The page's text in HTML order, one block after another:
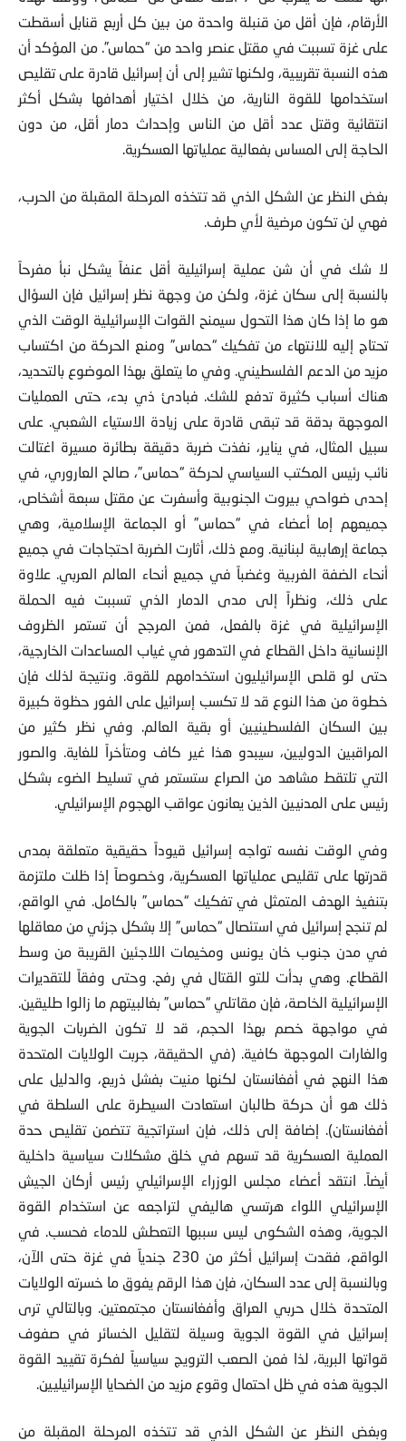
الأرقام، فإن أقل من قنبلة واحدة من بين كل أربع قنابل أسقطت
على غزة تسببت في مقتل عنصر واحد من “حماس”. من المؤكد أن
هذه النسبة تقريبية، ولكنها تشير إلى أن إسرائيل قادرة على تقليص
استخدامها للقوة النارية، من خلال اختيار أهدافها بشكل أكثر
انتقائية وقتل عدد أقل من الناس وإحداث دمار أقل، من دون
الحاجة إلى المساس بفعالية عملياتها العسكرية.
بغض النظر عن الشكل الذي قد تتخذه المرحلة المقبلة من الحرب،
فهي لن تكون مرضية لأي طرف.
لا شك في أن شن عملية إسرائيلية أقل عنفاً يشكل نبأ مفرحاً
بالنسبة إلى سكان غزة، ولكن من وجهة نظر إسرائيل فإن السؤال
هو ما إذا كان هذا التحول سيمنح القوات الإسرائيلية الوقت الذي
تحتاج إليه للانتهاء من تفكيك “حماس” ومنع الحركة من اكتساب
مزيد من الدعم الفلسطيني. وفي ما يتعلق بهذا الموضوع بالتحديد،
هناك أسباب كثيرة تدفع للشك. فبادئ ذي بدء، حتى العمليات
الموجهة بدقة قد تبقى قادرة على زيادة الاستياء الشعبي. على
سبيل المثال، في يناير، نفذت ضربة دقيقة بطائرة مسيرة اغتالت
نائب رئيس المكتب السياسي لحركة “حماس”، صالح العاروري، في
إحدى ضواحي بيروت الجنوبية وأسفرت عن مقتل سبعة أشخاص،
جميعهم إما أعضاء في “حماس” أو الجماعة الإسلامية، وهي
جماعة إرهابية لبنانية. ومع ذلك، أثارت الضربة احتجاجات في جميع
أنحاء الضفة الغربية وغضباً في جميع أنحاء العالم العربي. علاوة
على ذلك، ونظراً إلى مدى الدمار الذي تسببت فيه الحملة
الإسرائيلية في غزة بالفعل، فمن المرجح أن تستمر الظروف
الإنسانية داخل القطاع في التدهور في غياب المساعدات الخارجية،
حتى لو قلص الإسرائيليون استخدامهم للقوة. ونتيجة لذلك فإن
خطوة من هذا النوع قد لا تكسب إسرائيل على الفور حظوة كبيرة
بين السكان الفلسطينيين أو بقية العالم. وفي نظر كثير من
المراقبين الدوليين، سيبدو هذا غير كاف ومتأخراً للغاية. والصور
التي تلتقط مشاهد من الصراع ستستمر في تسليط الضوء بشكل
رئيس على المدنيين الذين يعانون عواقب الهجوم الإسرائيلي.
وفي الوقت نفسه تواجه إسرائيل قيوداً حقيقية متعلقة بمدى
قدرتها على تقليص عملياتها العسكرية، وخصوصاً إذا ظلت ملتزمة
بتنفيذ الهدف المتمثل في تفكيك “حماس” بالكامل. في الواقع،
لم تنجح إسرائيل في استئصال “حماس” إلا بشكل جزئي من معاقلها
في مدن جنوب خان يونس ومخيمات اللاجئين القريبة من وسط
القطاع. وهي بدأت للتو القتال في رفح. وحتى وفقاً للتقديرات
الإسرائيلية الخاصة، فإن مقاتلي “حماس” بغالبيتهم ما زالوا طليقين.
في مواجهة خصم بهذا الحجم، قد لا تكون الضربات الجوية
والغارات الموجهة كافية. (في الحقيقة، جربت الولايات المتحدة
هذا النهج في أفغانستان لكنها منيت بفشل ذريع، والدليل على
ذلك هو أن حركة طالبان استعادت السيطرة على السلطة في
أفغانستان). إضافة إلى ذلك، فإن استراتجية تتضمن تقليص حدة
العملية العسكرية قد تسهم في خلق مشكلات سياسية داخلية
أيضاً. انتقد أعضاء مجلس الوزراء الإسرائيلي رئيس أركان الجيش
الإسرائيلي اللواء هرتسي هاليفي لتراجعه عن استخدام القوة
الجوية، وهذه الشكوى ليس سببها التعطش للدماء فحسب. في
الواقع، فقدت إسرائيل أكثر من 230 جندياً في غزة حتى الآن،
وبالنسبة إلى عدد السكان، فإن هذا الرقم يفوق ما خسرته الولايات
المتحدة خلال حربي العراق وأفغانستان مجتمعتين. وبالتالي ترى
إسرائيل في القوة الجوية وسيلة لتقليل الخسائر في صفوف
قواتها البرية، لذا فمن الصعب الترويج سياسياً لفكرة تقييد القوة
الجوية هذه في ظل احتمال وقوع مزيد من الضحايا الإسرائيليين.
وبغض النظر عن الشكل الذي قد تتخذه المرحلة المقبلة من